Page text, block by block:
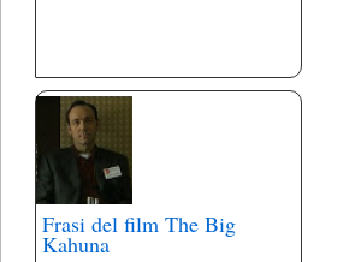
Frasi del film The Big
Kahuna